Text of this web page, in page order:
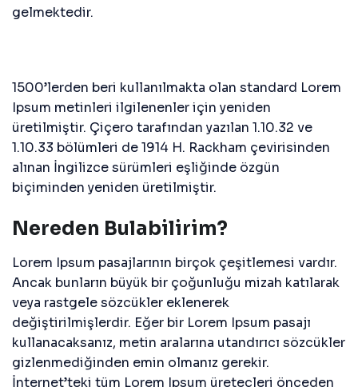
gelmektedir.
1500’lerden beri kullanılmakta olan standard Lorem
Ipsum metinleri ilgilenenler için yeniden
üretilmiştir. Çiçero tarafından yazılan 1.10.32 ve
1.10.33 bölümleri de 1914 H. Rackham çevirisinden
alınan İngilizce sürümleri eşliğinde özgün
biçiminden yeniden üretilmiştir.
Nereden Bulabilirim?
Lorem Ipsum pasajlarının birçok çeşitlemesi vardır.
Ancak bunların büyük bir çoğunluğu mizah katılarak
veya rastgele sözcükler eklenerek
değiştirilmişlerdir. Eğer bir Lorem Ipsum pasajı
kullanacaksanız, metin aralarına utandırıcı sözcükler
gizlenmediğinden emin olmanız gerekir.
İnternet’teki tüm Lorem Ipsum üreteçleri önceden